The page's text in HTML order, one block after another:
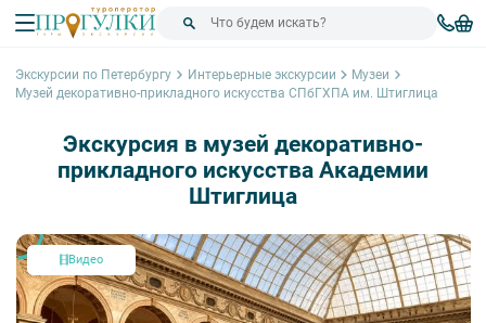
Экскурсии по Петербургу Интерьерные экскурсии
Музеи
Музей декоративно-прикладного искусства СПбГХПА им. Штиглица
Экскурсия в музей декоративно-
прикладного искусства Академии
Штиглица
Видео